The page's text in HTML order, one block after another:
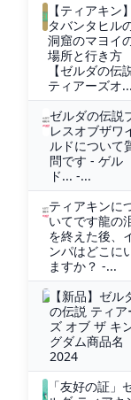
【ティアキン】
タバンタヒル
洞窟のマヨイ
場所と行き方
【ゼルダの伝
ティアーズオ...
ゼルダの伝説
レスオブザワ
ルドについて
問です - ゲル
ド... -...
ティアキンに
いてです龍の
を終えた後、
ンパはどこに
ますか？ -...
【新品】ゼル
の伝説 ティア
ズ オブ ザ キ
グダム商品名
2024
「友好の証」